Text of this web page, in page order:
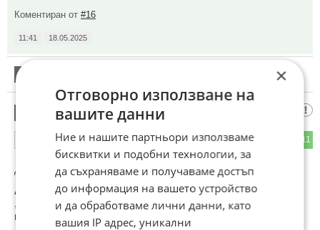
Коментиран от #16
11:41 18.05.2025
15
авто фен
11
ОТГОВОР
До коментар#14от "така":
Абсолютно безпроблемни двигатели са 1.0TSI и 1.0 VTEC
,при това Хондовия мотор генерира 125 коня! Нула
проблеми и много здрави мотори.
×
Отговорно използване на
вашите данни
Ние и нашите партньори използваме
бисквитки и подобни технологии, за
да съхраняваме и получаваме достъп
до информация на вашето устройство
и да обработваме лични данни, като
вашия IP адрес, уникални